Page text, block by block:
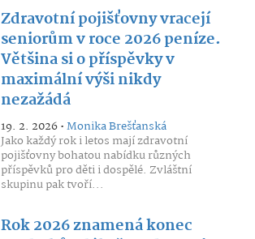
Zdravotní pojišťovny vracejí
seniorům v roce 2026 peníze.
Většina si o příspěvky v
maximální výši nikdy
nezažádá
19. 2. 2026 •Monika Brešťanská
Jako každý rok i letos mají zdravotní
pojišťovny bohatou nabídku různých
příspěvků pro děti i dospělé. Zvláštní
skupinu pak tvoří...
Rok 2026 znamená konec